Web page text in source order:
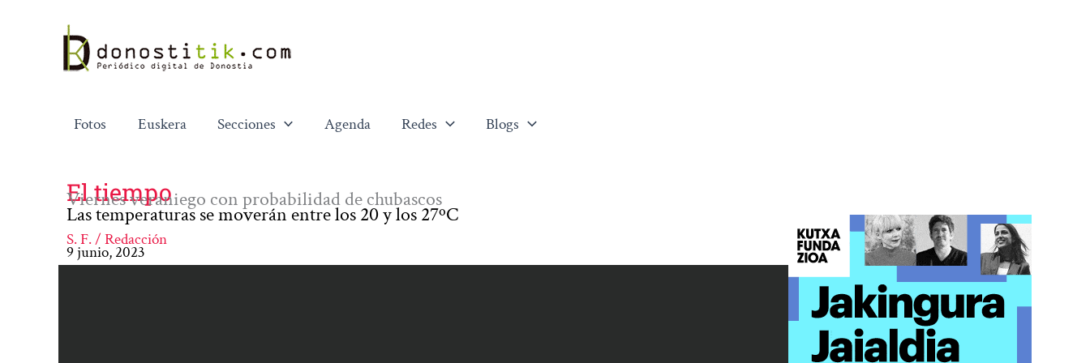
contenido
Fotos Euskera Secciones Agenda Redes Blogs
El tiempo
Viernes veraniego con probabilidad de chubascos
Las temperaturas se moverán entre los 20 y los 27ºC
S. F. / Redacción
9 junio, 2023